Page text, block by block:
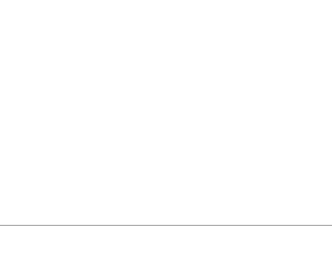
„Cała Europa nam go zazdrości”